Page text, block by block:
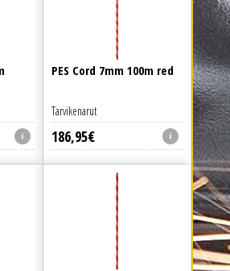
PES Cord 7mm 100m red
186,95€
Tarvikenarut